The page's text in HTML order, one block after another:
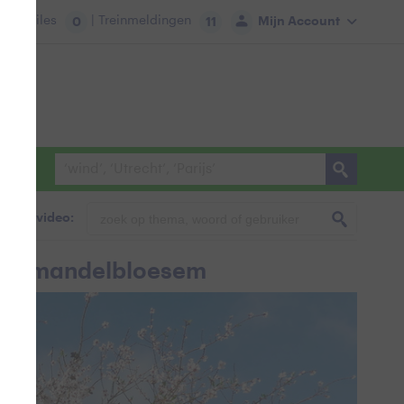
Mijn Account
Files 0 | Treinmeldingen 11
& video:
amandelbloesem